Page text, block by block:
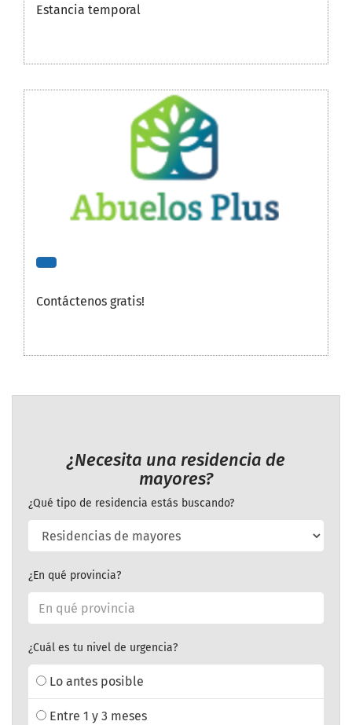
Estancia temporal
Contáctenos gratis!
¿Necesita una residencia de
mayores?
¿Qué tipo de residencia estás buscando?
¿En qué provincia?
¿Cuál es tu nivel de urgencia?
Lo antes posible
Entre 1 y 3 meses